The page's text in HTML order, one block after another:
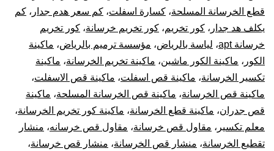
قطع الخرسانة المسلحة، كسارة اسفلت، كم سعر هدم جدار ، كم
يكلف هد جدار ، كور تخريم، كور تخريم خرسانة، كور تخريم
خرسانة apt
، لياسة بالرياض، مؤسسة ترميم بالرياض، ماكينة
الكور ، ماكينة الكور ماشين، ماكينة تخريم الخرسانة، ماكينة
تكسير الخرسانة، ماكينة قص اسفلت، ماكينة قص الاسفلت،
ماكينة قص الخرسانة، ماكينة قص الخرسانة المسلحة، ماكينة
قص جدران، ماكينة قطع الخرسانة، ماكينة كور تخريم الخرسانة،
معلم تكسير ، مقاول قص خرسانة، مقاول قص خرسانه، منشار
تقطيع الخرسانة، منشار قص الخرسانة، منشار قص خرسانة،